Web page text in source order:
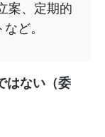
案、定期的
ど。
はない（委